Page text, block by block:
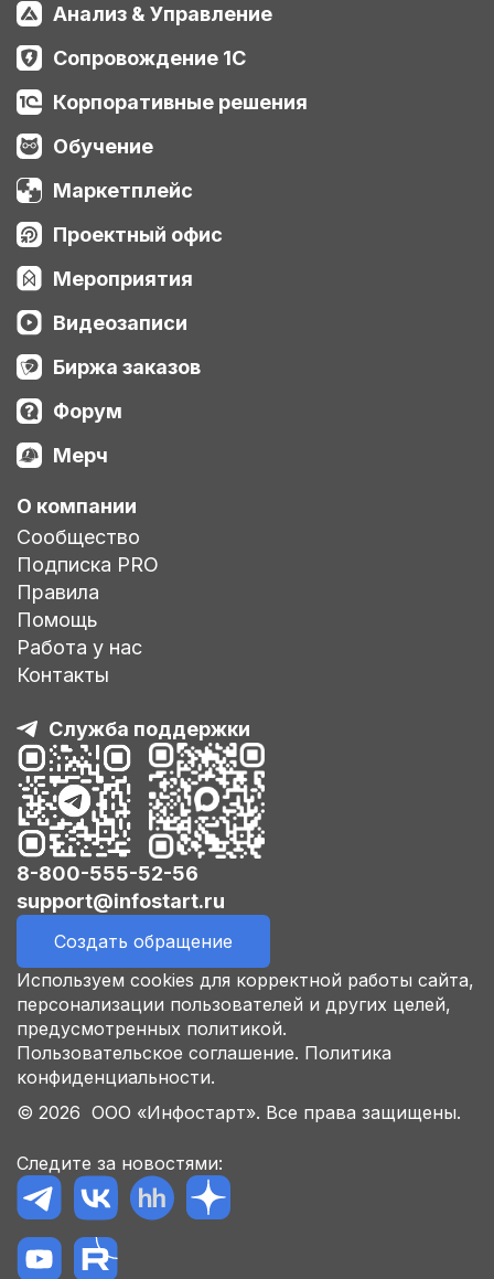
Анализ & Управление
Сопровождение 1С
Корпоративные решения
Обучение
Маркетплейс
Проектный офис
Мероприятия
Видеозаписи
Биржа заказов
Форум
Мерч
О компании
Сообщество
Подписка PRO
Правила
Помощь
Работа у нас
Контакты
Служба поддержки
8-800-555-52-56
support@infostart.ru
Создать обращение
Используем cookies для корректной работы сайта,
персонализации пользователей и других целей,
предусмотренных политикой.
Пользовательское соглашение. Политика
конфиденциальности.
© 2026 ООО «Инфостарт». Все права защищены.
Следите за новостями: